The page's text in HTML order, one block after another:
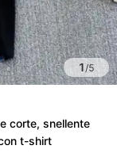
1/5
corte, snellente
t-shirt